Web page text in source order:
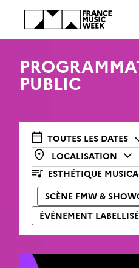
Panneau de gestion des cookies
PUBLIC
TOUTES LES DATES
LOCALISATION
ESTHÉTIQUE
SCÈNE FMW &
ÉVÉNEMENT